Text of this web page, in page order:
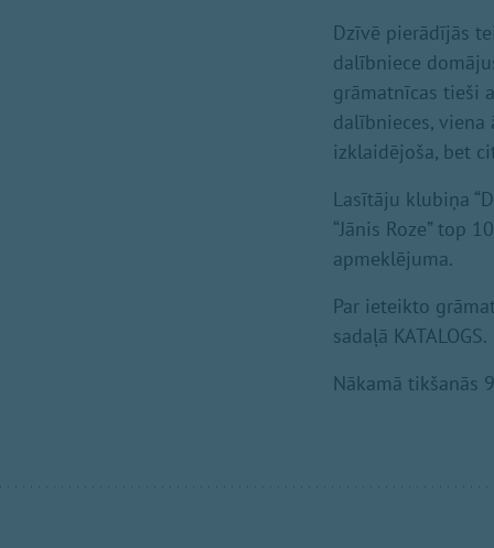
Dzīvē pierādījās
dalībniece
grāmatnīcas tieši
dalībnieces,
izklaidējoša, bet
Lasītāju klubiņa
“Jānis Roze” top
apmeklējuma.
Par ieteikto
sadaļā KATALOGS.
Nākamā tikšanās